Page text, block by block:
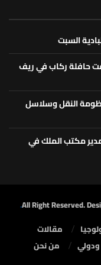
السبت
حافلة ركاب في ريف
النقل وسلاسل
مكتب الملك في
مقالات
من نحن